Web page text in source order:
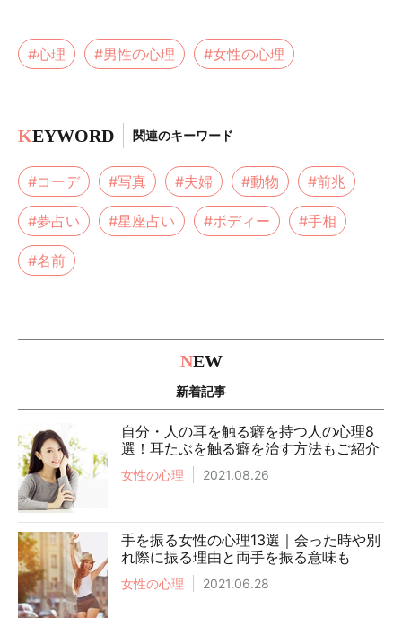
#心理 #男性の心理 #女性の心理
KEYWORD 関連のキーワード
#コーデ #写真 #夫婦 #動物 #前兆
#夢占い #星座占い #ボディー #手相
#名前
NEW
新着記事
自分・人の耳を触る癖を持つ人の心理8
選！耳たぶを触る癖を治す方法もご紹介
女性の心理 2021.08.26
手を振る女性の心理13選｜会った時や別
れ際に振る理由と両手を振る意味も
女性の心理 2021.06.28